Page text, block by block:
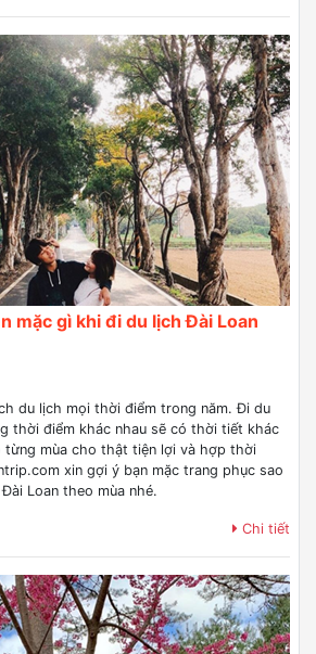
mặc gì khi đi du lịch Đài Loan
du lịch mọi thời điểm trong năm. Đi du
thời điểm khác nhau sẽ có thời tiết khác
từng mùa cho thật tiện lợi và hợp thời
xin gợi ý bạn mặc trang phục sao
Loan theo mùa nhé.
Chi tiết